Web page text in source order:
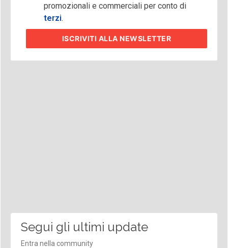
promozionali e commerciali per conto di
terzi.
ISCRIVITI ALLA NEWSLETTER
Segui gli ultimi update
Entra nella community